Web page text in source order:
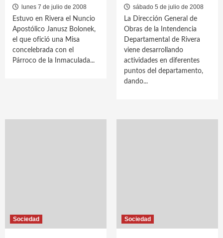
lunes 7 de julio de 2008
Estuvo en Rivera el Nuncio
Apostólico Janusz Bolonek,
el que ofició una Misa
concelebrada con el
Párroco de la Inmaculada...
sábado 5 de julio de 2008
La Dirección General de
Obras de la Intendencia
Departamental de Rivera
viene desarrollando
actividades en diferentes
puntos del departamento,
dando...
Sociedad Sociedad